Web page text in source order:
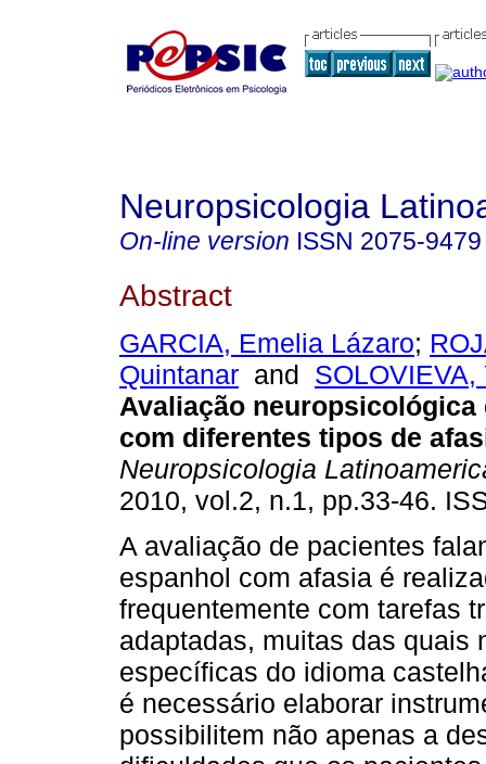
Neuropsicologia
On-line version ISSN 2075-9479
Abstract
GARCIA, Emelia Lázaro;
Quintanar and SOLOVIEVA,
Avaliação neuropsicológica
com diferentes tipos de
Neuropsicologia
2010, vol.2, n.1, pp.33-46.
A avaliação de pacientes
espanhol com afasia é
frequentemente com tarefas
adaptadas, muitas das quais
específicas do idioma
é necessário elaborar
possibilitem não apenas a